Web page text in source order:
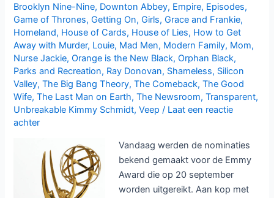
Brooklyn Nine-Nine, Downton Abbey, Empire, Episodes,
Game of Thrones,Getting On,Girls,Grace and Frankie,
Homeland, House of Cards, House of Lies, How to Get
Away with Murder, Louie, Mad Men, Modern Family, Mom,
Nurse Jackie,Orange is the New Black,Orphan Black,
Parks and Recreation, Ray Donovan, Shameless, Silicon
Valley,The Big Bang Theory,The Comeback,The Good
Wife,The Last Man on Earth,The Newsroom,Transparent,
Unbreakable Kimmy Schmidt,Veep / Laat een reactie
achter
Vandaag werden de nominaties
bekend gemaakt voor de Emmy
Award die op 20 september
worden uitgereikt. Aan kop met